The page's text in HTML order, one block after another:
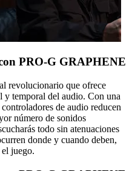
PRO-G GRAPHENE
revolucionario que ofrece
y temporal del audio. Con una
de audio reducen
número de sonidos
todo sin atenuaciones
donde y cuando deben,
juego.